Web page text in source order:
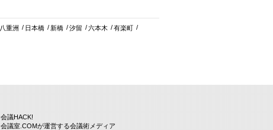
八重洲 日本橋 新橋 汐留 六本木
有楽町
会議HACK!
会議室.COMが運営する会議術メディア